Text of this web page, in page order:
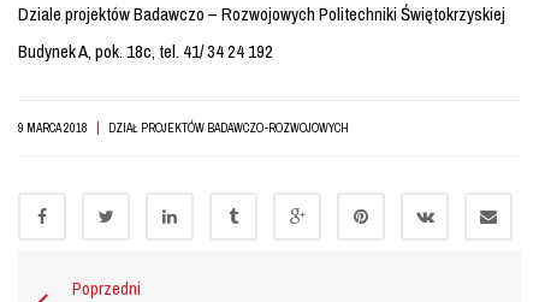
Dziale projektów Badawczo – Rozwojowych Politechniki Świętokrzyskiej
Budynek A, pok. 18c, tel. 41/ 34 24 192
9 MARCA 2018 | DZIAŁ PROJEKTÓW BADAWCZO-ROZWOJOWYCH
Poprzedni